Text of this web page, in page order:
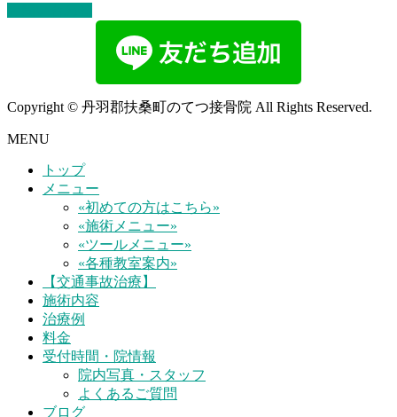
Copyright © 丹羽郡扶桑町のてつ接骨院 All Rights Reserved.
MENU
トップ
メニュー
«初めての方はこちら»
«施術メニュー»
«ツールメニュー»
«各種教室案内»
【交通事故治療】
施術内容
治療例
料金
受付時間・院情報
院内写真・スタッフ
よくあるご質問
ブログ